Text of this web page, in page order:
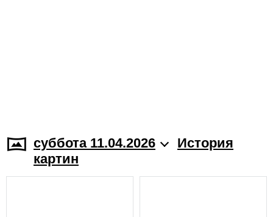
суббота 11.04.2026
История
картин